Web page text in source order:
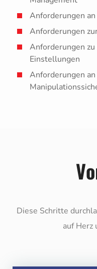
Anforderungen
Anforderungen
Anforderungen
Einstellungen
Anforderungen an
Diese Schritte
auf Herz